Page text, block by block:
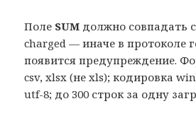
Поле SUM должно совпадать
charged — иначе в протоколе
появится предупреждение.
csv, xlsx (не xls); кодировка
utf-8; до 300 строк за одну